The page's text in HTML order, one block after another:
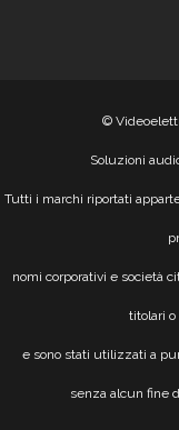
©
Soluzioni
Tutti i marchi riportati
nomi corporativi e società
titolari
e sono stati utilizzati a
senza alcun fine